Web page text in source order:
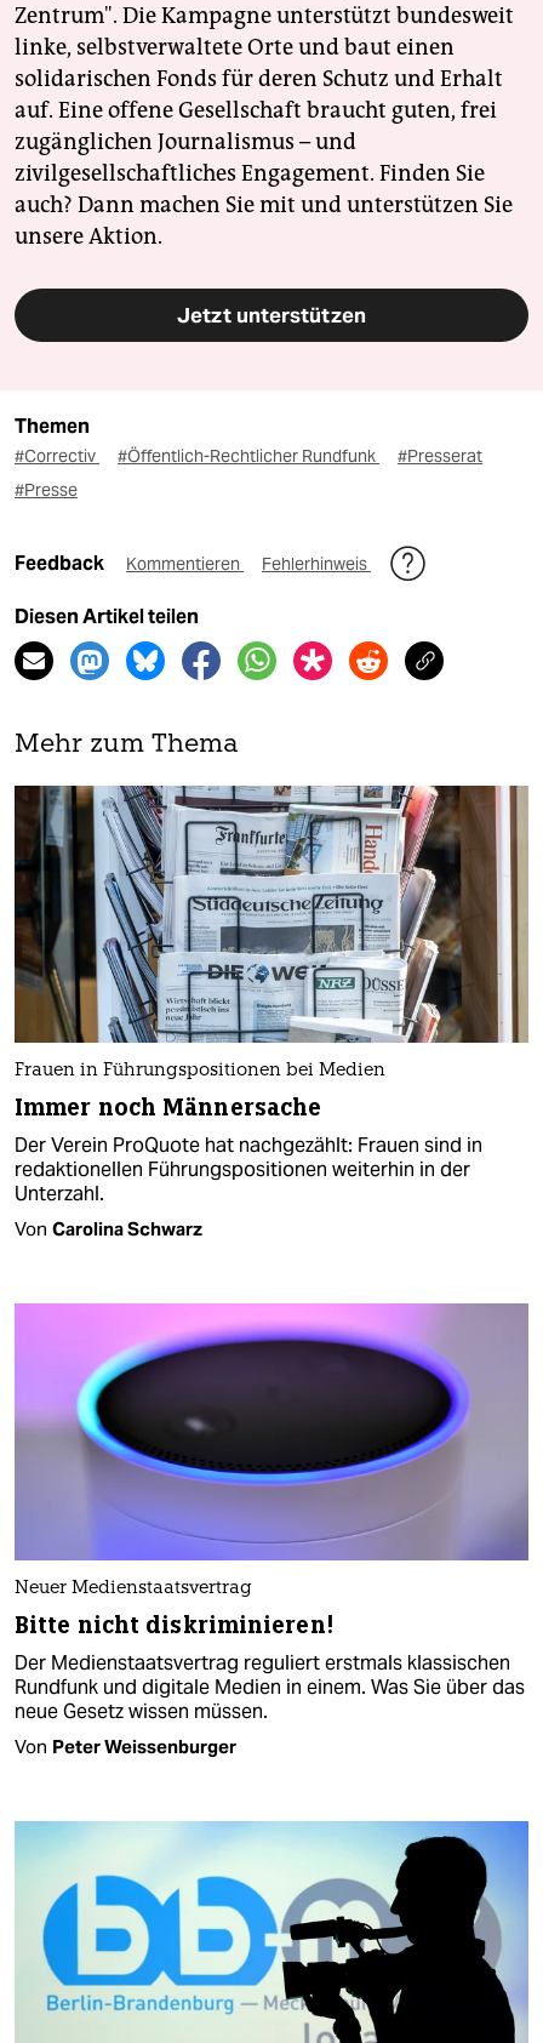
Zentrum". Die Kampagne unterstützt bundesweit
linke, selbstverwaltete Orte und baut einen
solidarischen Fonds für deren Schutz und Erhalt
auf. Eine offene Gesellschaft braucht guten, frei
zugänglichen Journalismus – und
zivilgesellschaftliches Engagement. Finden Sie
auch? Dann machen Sie mit und unterstützen Sie
unsere Aktion.
Jetzt unterstützen
Themen
#Correctiv #Öffentlich-Rechtlicher Rundfunk
#Presserat
#Presse
Feedback Kommentieren Fehlerhinweis
Diesen Artikel teilen
Mehr zum Thema
Frauen in Führungspositionen bei Medien
Immer noch Männersache
Der Verein ProQuote hat nachgezählt: Frauen sind in
redaktionellen Führungs­positionen weiterhin in der
Unterzahl.
Von Carolina Schwarz
Neuer Medienstaatsvertrag
Bitte nicht diskriminieren!
Der Medienstaatsvertrag reguliert erstmals klassischen
Rundfunk und digitale Medien in einem. Was Sie über das
neue Gesetz wissen müssen.
Von Peter Weissenburger